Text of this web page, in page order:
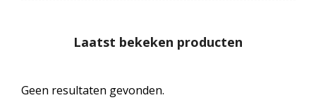
Laatst bekeken producten
Geen resultaten gevonden.